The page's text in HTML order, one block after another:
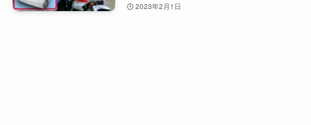
2023年2月1日